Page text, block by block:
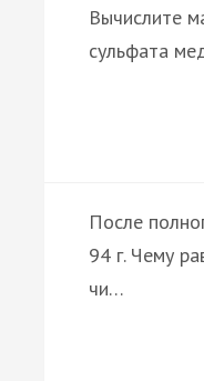
Вычислите
сульфата
После
94 г. Чему
чи…